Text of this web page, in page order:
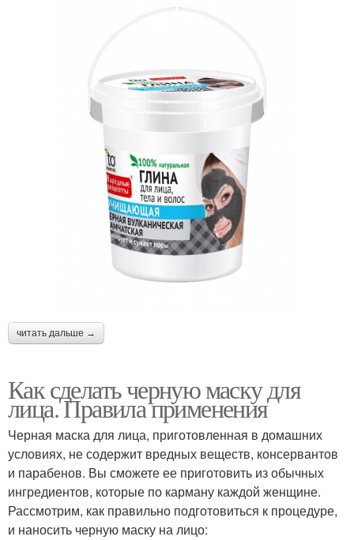
читать дальше →
Как сделать черную маску для
лица. Правила применения
Черная маска для лица, приготовленная в домашних
условиях, не содержит вредных веществ, консервантов
и парабенов. Вы сможете ее приготовить из обычных
ингредиентов, которые по карману каждой женщине.
Рассмотрим, как правильно подготовиться к процедуре,
и наносить черную маску на лицо: